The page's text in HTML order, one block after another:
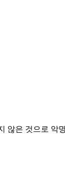
않은 것으로 악